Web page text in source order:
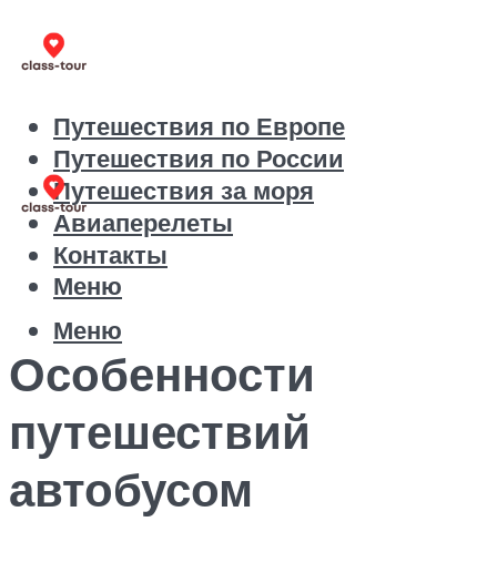
Путешествия по Европе
Путешествия по России
Путешествия за моря
Авиаперелеты
Контакты
Меню
Меню
Особенности
путешествий
автобусом